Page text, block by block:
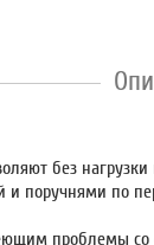
без
поручнями по
проблемы со